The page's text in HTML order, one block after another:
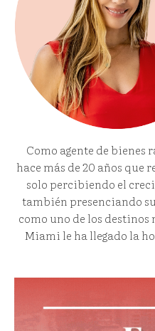
Como agente de bienes
hace más de 20 años que
solo percibiendo el
también presenciando
como uno de los
Miami le ha llegado la